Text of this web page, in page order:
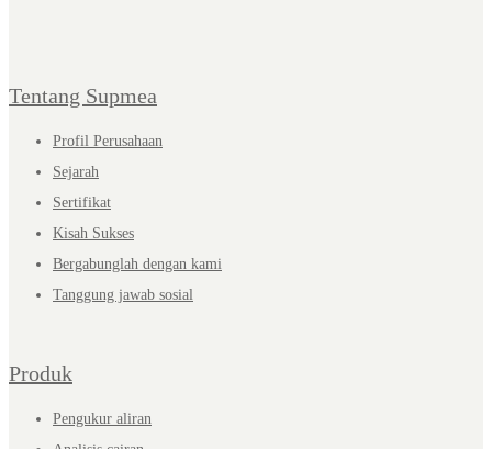
Tentang Supmea
Profil Perusahaan
Sejarah
Sertifikat
Kisah Sukses
Bergabunglah dengan kami
Tanggung jawab sosial
Produk
Pengukur aliran